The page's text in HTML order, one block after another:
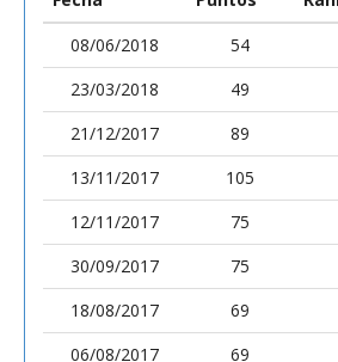
08/06/2018
54
23/03/2018
49
21/12/2017
89
13/11/2017
105
12/11/2017
75
30/09/2017
75
18/08/2017
69
06/08/2017
69